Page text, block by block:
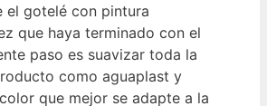
el gotelé con pintura
que haya terminado con el
paso es suavizar toda la
como aguaplast y
que mejor se adapte a la